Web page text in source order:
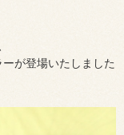
が登場いたしました